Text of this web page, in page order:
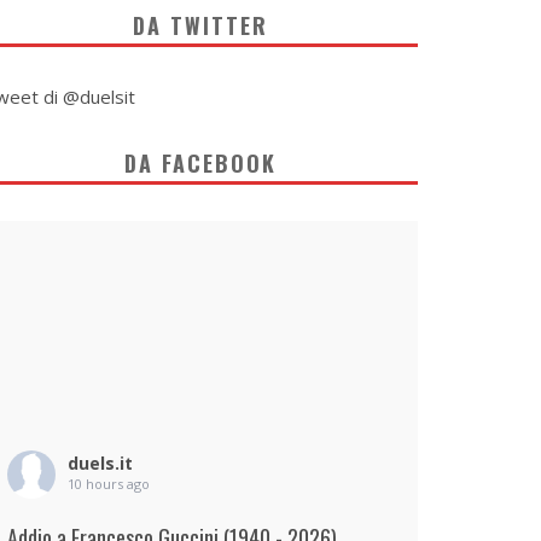
DA TWITTER
di @duelsit
DA FACEBOOK
duels.it
10 hours ago